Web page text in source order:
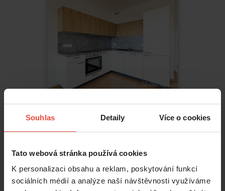
Souhlas Detaily Více o cookies
Tato webová stránka používá cookies
K personalizaci obsahu a reklam, poskytování funkcí
sociálních médií a analýze naší návštěvnosti využíváme
33 500 Kč
Zimova, Praha
Kamýk
70m